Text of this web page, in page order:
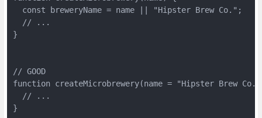
  const breweryName = name || "Hipster Brew Co.";
  // ...
}
// GOOD
function createMicrobrewery(name = "Hipster Brew
  // ...
}